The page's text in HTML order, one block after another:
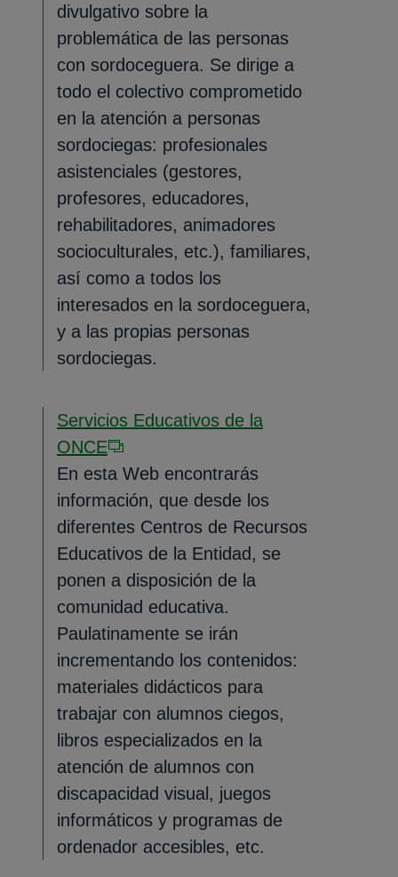
divulgativo sobre la
problemática de las personas
con sordoceguera. Se dirige a
todo el colectivo comprometido
en la atención a personas
sordociegas: profesionales
asistenciales (gestores,
profesores, educadores,
rehabilitadores, animadores
socioculturales, etc.), familiares,
así como a todos los
interesados en la sordoceguera,
y a las propias personas
sordociegas.
Servicios Educativos de la
ONCE
En esta Web encontrarás
información, que desde los
diferentes Centros de Recursos
Educativos de la Entidad, se
ponen a disposición de la
comunidad educativa.
Paulatinamente se irán
incrementando los contenidos:
materiales didácticos para
trabajar con alumnos ciegos,
libros especializados en la
atención de alumnos con
discapacidad visual, juegos
informáticos y programas de
ordenador accesibles, etc.